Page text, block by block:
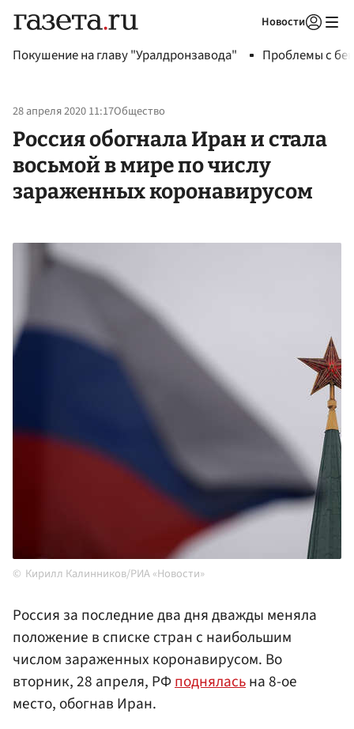
Новости
Покушение на главу "Уралдронзавода" Проблемы с
28 апреля 2020 11:17Общество
Россия обогнала Иран и стала
восьмой в мире по числу
зараженных коронавирусом
Кирилл Калинников/РИА «Новости»
Россия за последние два дня дважды меняла
положение в списке стран с наибольшим
числом зараженных коронавирусом. Во
вторник, 28 апреля, РФподняласьна 8-ое
место, обогнав Иран.